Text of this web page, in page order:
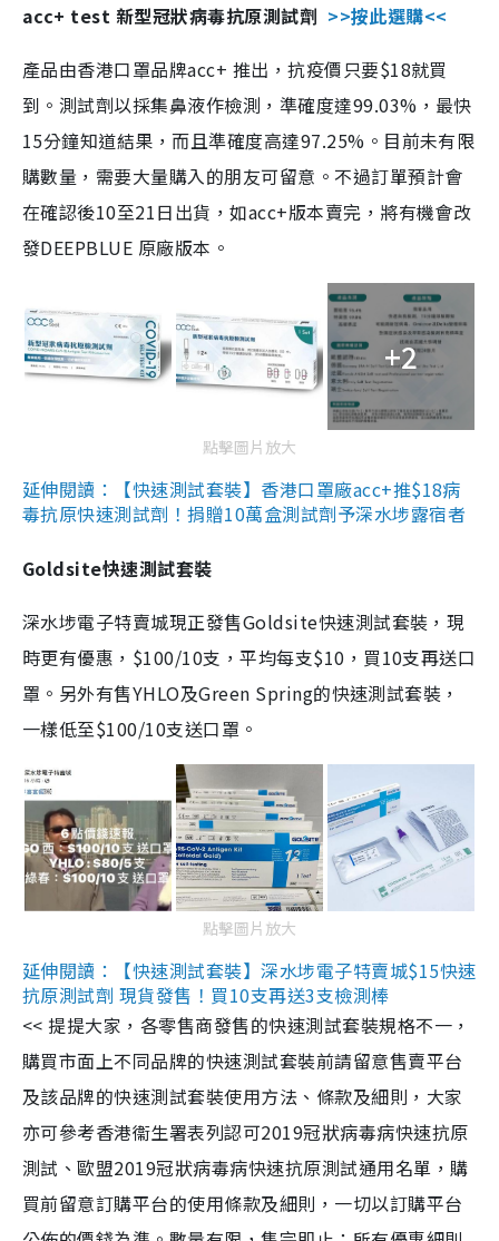
acc+ test 新型冠狀病毒抗原測試劑 >>按此選購<<
產品由香港口罩品牌acc+ 推出，抗疫價只要$18就買
到。測試劑以採集鼻液作檢測，準確度達99.03%，最快
15分鐘知道結果，而且準確度高達97.25%。目前未有限
購數量，需要大量購入的朋友可留意。不過訂單預計會
在確認後10至21日出貨，如acc+版本賣完，將有機會改
發DEEPBLUE 原廠版本。
+2
點擊圖片放大
延伸閱讀：【快速測試套裝】香港口罩廠acc+推$18病
毒抗原快速測試劑！捐贈10萬盒測試劑予深水埗露宿者
Goldsite快速測試套裝
深水埗電子特賣城現正發售Goldsite快速測試套裝，現
時更有優惠，$100/10支，平均每支$10，買10支再送口
罩。另外有售YHLO及Green Spring的快速測試套裝，
一樣低至$100/10支送口罩。
點擊圖片放大
延伸閱讀：【快速測試套裝】深水埗電子特賣城$15快速
抗原測試劑 現貨發售！買10支再送3支檢測棒
<< 提提大家，各零售商發售的快速測試套裝規格不一，
購買市面上不同品牌的快速測試套裝前請留意售賣平台
及該品牌的快速測試套裝使用方法、條款及細則，大家
亦可參考香港衞生署表列認可2019冠狀病毒病快速抗原
測試、歐盟2019冠狀病毒病快速抗原測試通用名單，購
買前留意訂購平台的使用條款及細則，一切以訂購平台